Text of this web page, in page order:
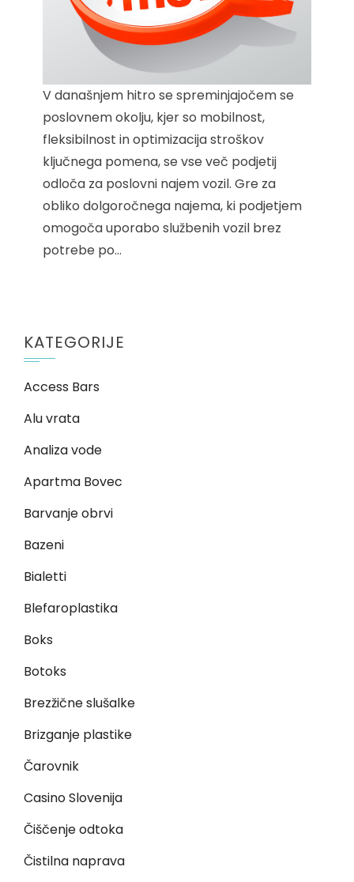
V današnjem hitro se spreminjajočem se
poslovnem okolju, kjer so mobilnost,
fleksibilnost in optimizacija stroškov
ključnega pomena, se vse več podjetij
odloča za poslovni najem vozil. Gre za
obliko dolgoročnega najema, ki podjetjem
omogoča uporabo službenih vozil brez
potrebe po…
KATEGORIJE
Access Bars
Alu vrata
Analiza vode
Apartma Bovec
Barvanje obrvi
Bazeni
Bialetti
Blefaroplastika
Boks
Botoks
Brezžične slušalke
Brizganje plastike
Čarovnik
Casino Slovenija
Čiščenje odtoka
Čistilna naprava